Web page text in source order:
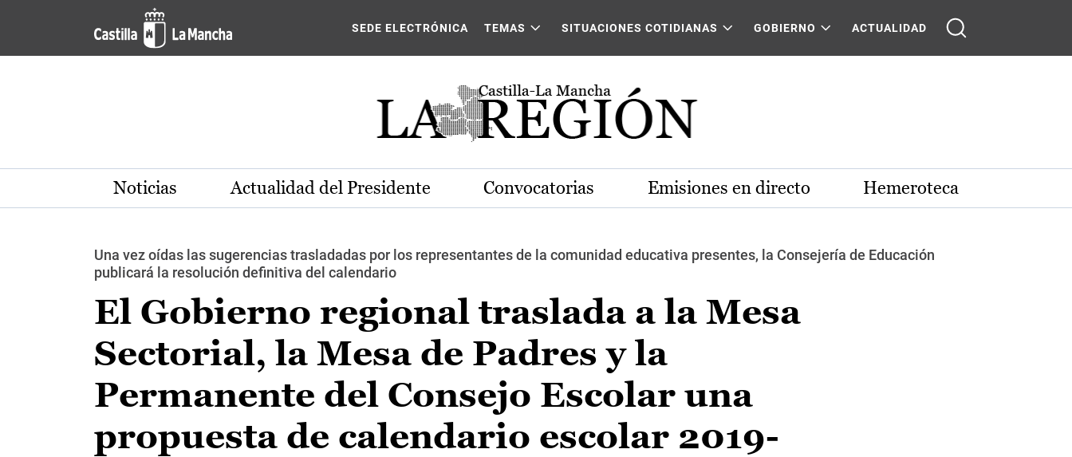
Pasar al contenido principal
SEDE ELECTRÓNICA TEMAS SITUACIONES COTIDIANAS GOBIERNO ACTUALIDAD
Noticias Actualidad del Presidente Convocatorias Emisiones en directo Hemeroteca
Una vez oídas las sugerencias trasladadas por los representantes de la comunidad educativa presentes, la Consejería de Educación
publicará la resolución definitiva del calendario
El Gobierno regional traslada a la Mesa
Sectorial, la Mesa de Padres y la
Permanente del Consejo Escolar una
propuesta de calendario escolar 2019-